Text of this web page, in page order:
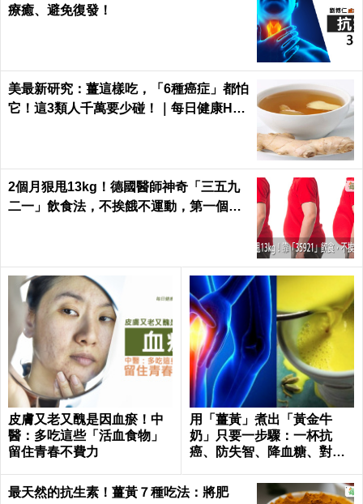
療癒、避免復發！
美最新研究：薑這樣吃，「6種癌症」都怕
它！這3類人千萬要少碰！｜每日健康Hea
2個月狠甩13kg！德國醫師神奇「三五九
二一」飲食法，不挨餓不運動，第一個月
皮膚又老又醜是因血瘀！中
醫：多吃這些「活血食物」
留住青春不費力
用「薑黃」煮出「黃金牛
奶」只要一步驟：一杯抗
癌、防失智、降血糖、對抗
最天然的抗生素！薑黃７種吃法：將肥